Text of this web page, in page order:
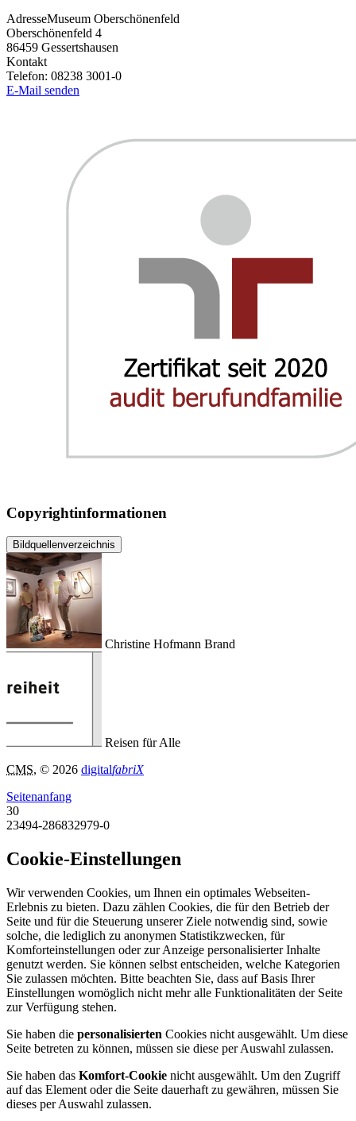
AdresseMuseum Oberschönenfeld
Oberschönenfeld 4
86459 Gessertshausen
Kontakt
Telefon: 08238 3001-0
E-Mail senden
Copyrightinformationen
Bildquellenverzeichnis
Christine Hofmann Brand
Reisen für Alle
CMS, © 2026 digitalfabriX
Seitenanfang
30
23494-286832979-0
Cookie-Einstellungen
Wir verwenden Cookies, um Ihnen ein optimales Webseiten-
Erlebnis zu bieten. Dazu zählen Cookies, die für den Betrieb der
Seite und für die Steuerung unserer Ziele notwendig sind, sowie
solche, die lediglich zu anonymen Statistikzwecken, für
Komforteinstellungen oder zur Anzeige personalisierter Inhalte
genutzt werden. Sie können selbst entscheiden, welche Kategorien
Sie zulassen möchten. Bitte beachten Sie, dass auf Basis Ihrer
Einstellungen womöglich nicht mehr alle Funktionalitäten der Seite
zur Verfügung stehen.
Sie haben die personalisierten Cookies nicht ausgewählt. Um diese
Seite betreten zu können, müssen sie diese per Auswahl zulassen.
Sie haben das Komfort-Cookie nicht ausgewählt. Um den Zugriff
auf das Element oder die Seite dauerhaft zu gewähren, müssen Sie
dieses per Auswahl zulassen.